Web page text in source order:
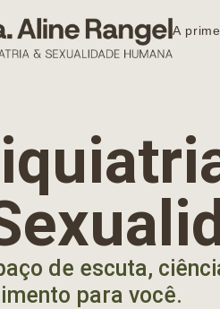
A
de escuta,
para você.